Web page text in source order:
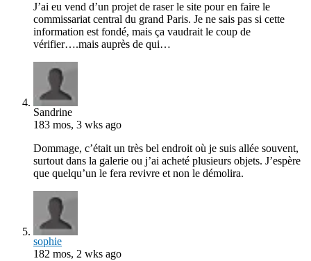
J’ai eu vend d’un projet de raser le site pour en faire le
commissariat central du grand Paris. Je ne sais pas si cette
information est fondé, mais ça vaudrait le coup de
vérifier….mais auprès de qui…
Sandrine
183 mos, 3 wks ago
Dommage, c’était un très bel endroit où je suis allée souvent,
surtout dans la galerie ou j’ai acheté plusieurs objets. J’espère
que quelqu’un le fera revivre et non le démolira.
sophie
182 mos, 2 wks ago